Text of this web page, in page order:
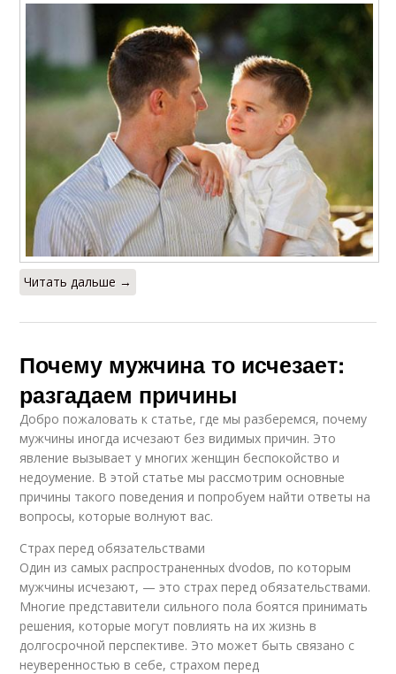
Читать дальше →
Почему мужчина то исчезает:
разгадаем причины
Добро пожаловать к статье, где мы разберемся, почему
мужчины иногда исчезают без видимых причин. Это
явление вызывает у многих женщин беспокойство и
недоумение. В этой статье мы рассмотрим основные
причины такого поведения и попробуем найти ответы на
вопросы, которые волнуют вас.
Страх перед обязательствами
Один из самых распространенных dvodов, по которым
мужчины исчезают, — это страх перед обязательствами.
Многие представители сильного пола боятся принимать
решения, которые могут повлиять на их жизнь в
долгосрочной перспективе. Это может быть связано с
неуверенностью в себе, страхом перед